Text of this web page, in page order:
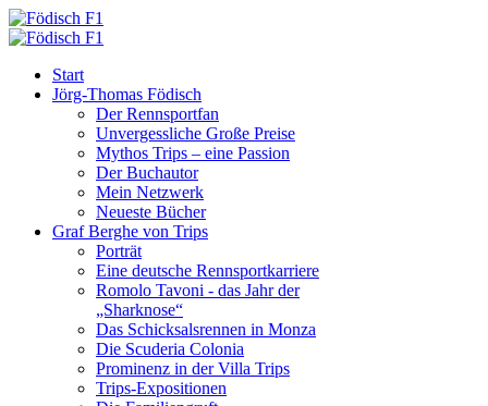
Start
Jörg-Thomas Födisch
Der Rennsportfan
Unvergessliche Große Preise
Mythos Trips – eine Passion
Der Buchautor
Mein Netzwerk
Neueste Bücher
Graf Berghe von Trips
Porträt
Eine deutsche Rennsportkarriere
Romolo Tavoni - das Jahr der
„Sharknose“
Das Schicksalsrennen in Monza
Die Scuderia Colonia
Prominenz in der Villa Trips
Trips-Expositionen